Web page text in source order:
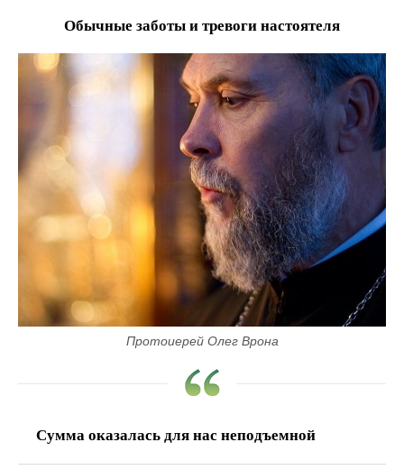
Обычные заботы и тревоги настоятеля
Протоиерей Олег Врона
Сумма оказалась для нас неподъемной